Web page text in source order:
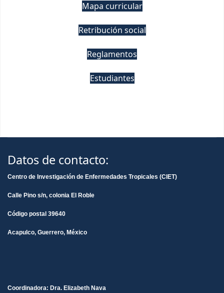
Mapa curricular
Retribución social
Reglamentos
Estudiantes
Datos de contacto:
Centro de Investigación de Enfermedades Tropicales (CIET)
Calle Pino s/n, colonia El Roble
Código postal 39640
Acapulco, Guerrero, México
Coordinadora: Dra. Elizabeth Nava